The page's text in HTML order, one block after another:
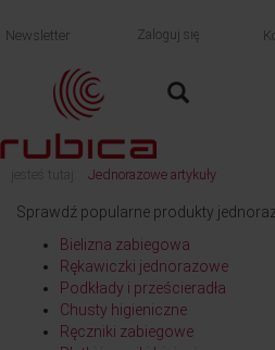
Newsletter Zaloguj się
jesteś tutaj: Jednorazowe artykuły
Sprawdź popularne produkty
Bielizna zabiegowa
Rękawiczki jednorazowe
Podkłady i prześcieradła
Chusty higieniczne
Ręczniki zabiegowe